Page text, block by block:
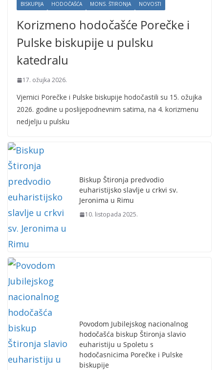
BISKUPIJA HODOČAŠĆA MONS. ŠTIRONJA NOVOSTI
Korizmeno hodočašće Porečke i
Pulske biskupije u pulsku
katedralu
17. ožujka 2026.
Vjernici Porečke i Pulske biskupije hodočastili su 15. ožujka
2026. godine u poslijepodnevnim satima, na 4. korizmenu
nedjelju u pulsku
Biskup Štironja predvodio
euharistijsko slavlje u crkvi sv.
Jeronima u Rimu
10. listopada 2025.
Povodom Jubilejskog nacionalnog
hodočašća biskup Štironja slavio
euharistiju u Spoletu s
hodočasnicima Porečke i Pulske
biskupije